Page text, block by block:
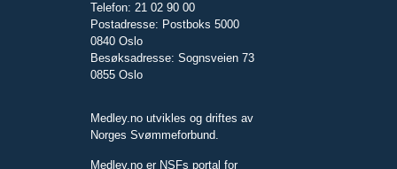
Telefon: 21 02 90 00
Postadresse: Postboks 5000
0840 Oslo
Besøksadresse: Sognsveien 73
0855 Oslo
Medley.no utvikles og driftes av
Norges Svømmeforbund.
Medley.no er NSFs portal for